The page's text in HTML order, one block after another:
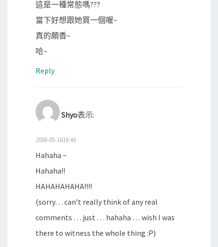
這是一種常態嗎???
當下好想跟她買一個喔~
真的頗香~
哈~
Reply
Shyo表示:
2006-05-1816:46
Hahaha ~
Hahaha!!
HAHAHAHAHA!!!!
(sorry… can’t really think of any real
comments … just … hahaha … wish I was
there to witness the whole thing :P)